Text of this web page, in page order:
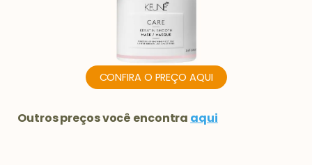
CONFIRA O PREÇO AQUI
Outros preços você encontra aqui